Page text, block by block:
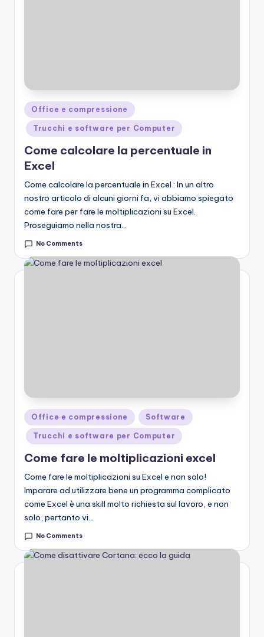
Posted
in
Office e compressione
Trucchi e software per Computer
Come calcolare la percentuale in
Excel
Come calcolare la percentuale in Excel : In un altro
nostro articolo di alcuni giorni fa, vi abbiamo spiegato
come fare per fare le moltiplicazioni su Excel.
Proseguiamo nella nostra…
No Comments
Posted
in
Office e compressione Software
Trucchi e software per Computer
Come fare le moltiplicazioni excel
Come fare le moltiplicazioni su Excel e non solo!
Imparare ad utilizzare bene un programma complicato
come Excel è una skill molto richiesta sul lavoro, e non
solo, pertanto vi…
No Comments